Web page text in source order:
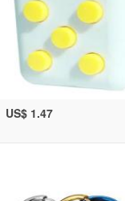
US$ 1.47